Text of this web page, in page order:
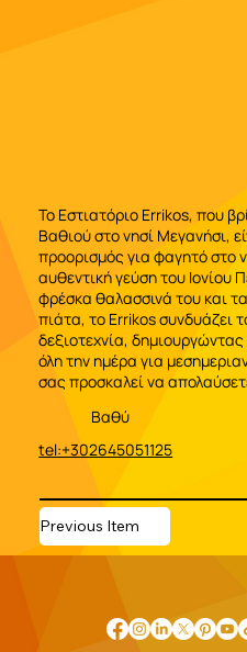
Το Εστιατόριο Errikos, που
Βαθιού στο νησί Μεγανήσι,
προορισμός για φαγητό στο
αυθεντική γεύση του Ιονίου
φρέσκα θαλασσινά του και
πιάτα, το Errikos συνδυάζει
δεξιοτεχνία,
όλη την ημέρα για
σας προσκαλεί να
Βαθύ
tel:+302645051125
Previous Item